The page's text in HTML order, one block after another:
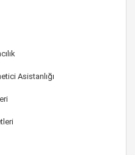
Asistanlığı